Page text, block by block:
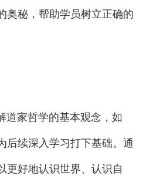
奥秘，帮助学员树立正确的
道家哲学的基本观念，如
后续深入学习打下基础。通
更好地认识世界、认识自